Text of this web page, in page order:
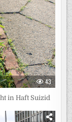
43
in Haft Suizid